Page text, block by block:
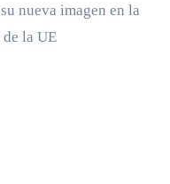
nueva imagen en la
la UE